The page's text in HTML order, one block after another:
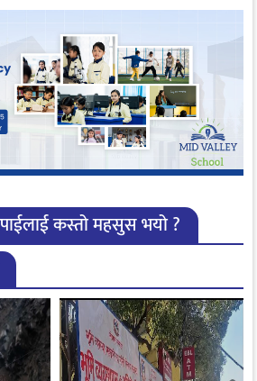
कस्तो महसुस भयो ?